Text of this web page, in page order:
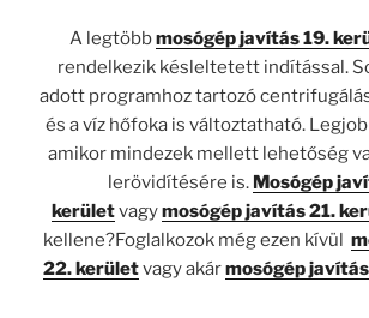
A legtöbbmosógép javítás 19.
rendelkezik késleltetett indítással.
adott programhoz tartozó
és a víz hőfoka is változtatható.
amikor mindezek mellett lehetőség
lerövidítésére is. Mosógép
kerületvagymosógép javítás 21.
kellene?Foglalkozok még ezen kívül
22. kerületvagy akármosógép